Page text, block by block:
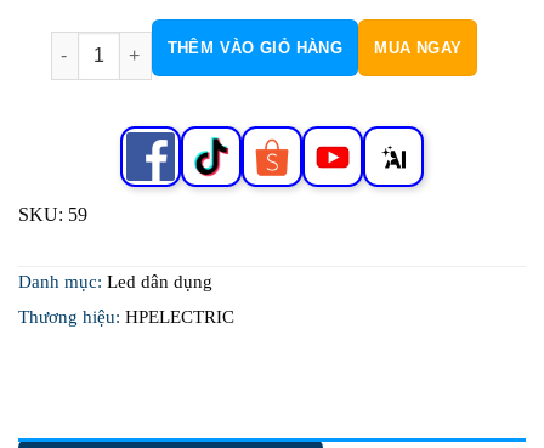
Choá Nhà Xưởng Chống Mưa H59 số lượng
THÊM VÀO GIỎ HÀNG MUA NGAY
SKU: 59
Danh mục: Led dân dụng
Thương hiệu: HPELECTRIC